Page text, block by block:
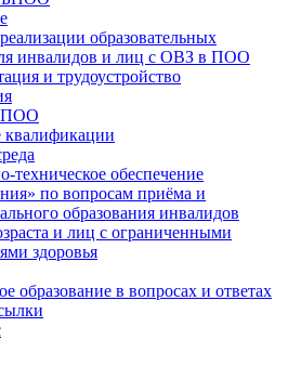
образовательных
инвалидов и лиц с ОВЗ в ПОО
и трудоустройство
техническое обеспечение
по вопросам приёма и
образования инвалидов
и лиц с ограниченными
здоровья
образование в вопросах и ответах